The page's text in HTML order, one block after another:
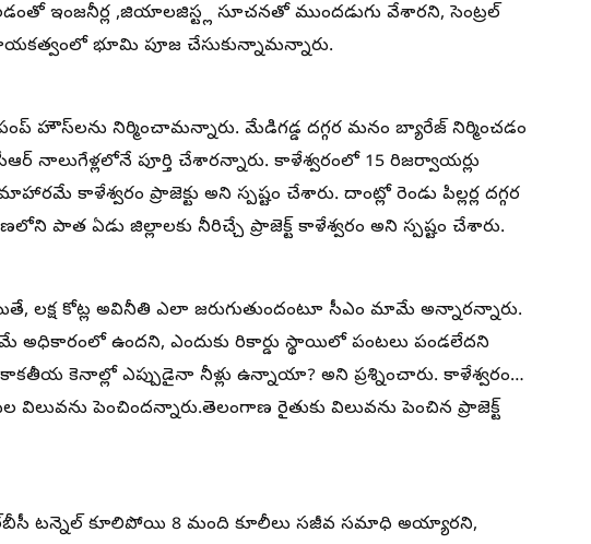
ఇంజనీర్ల ,జియాలజిస్ట్ల సూచనతో ముందడుగు వేశారని, సెంట్రల్
భూమి పూజ చేసుకున్నామన్నారు.
పంప్ హౌస్‌లను నిర్మించామన్నారు. మేడిగడ్డ దగ్గర మనం బ్యారేజ్ నిర్మించడం
నాలుగేళ్లలోనే పూర్తి చేశారన్నారు. కాళేశ్వరంలో 15 రిజర్వాయర్లు
కాళేశ్వరం ప్రాజెక్టు అని స్పష్టం చేశారు. దాంట్లో రెండు పిల్లర్ల దగ్గర
పాత ఏడు జిల్లాలకు నీరిచ్చే ప్రాజెక్ట్ కాళేశ్వరం అని స్పష్టం చేశారు.
లక్ష కోట్ల అవినీతి ఎలా జరుగుతుందంటూ సీఎం మామే అన్నారన్నారు.
అధికారంలో ఉందని, ఎందుకు రికార్డు స్థాయిలో పంటలు పండలేదని
కెనాల్లో ఎప్పుడైనా నీళ్లు ఉన్నాయా? అని ప్రశ్నించారు. కాళేశ్వరం…
పెంచిందన్నారు.తెలంగాణ రైతుకు విలువను పెంచిన ప్రాజెక్ట్
టన్నెల్ కూలిపోయి 8 మంది కూలీలు సజీవ సమాధి అయ్యారని,